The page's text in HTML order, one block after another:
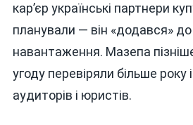
кар’єр українські партнери
планували — він «додався»
навантаження. Мазепа
угоду перевіряли більше року
аудиторів і юристів.